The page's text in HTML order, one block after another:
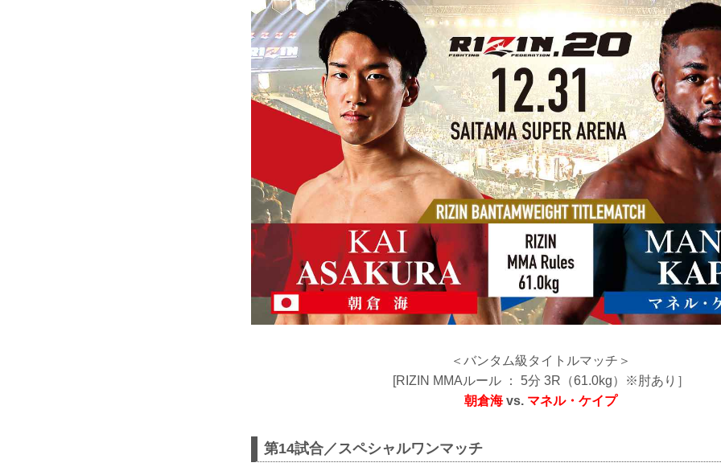
＜バンタム級タイトルマッチ＞
[RIZIN MMAルール ： 5分 3R（61.0kg）※肘あり］
朝倉海vs. マネル・ケイプ
第14試合／スペシャルワンマッチ